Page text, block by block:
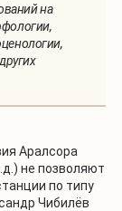
на
Аралсора
не позволяют
по типу
Чибилёв